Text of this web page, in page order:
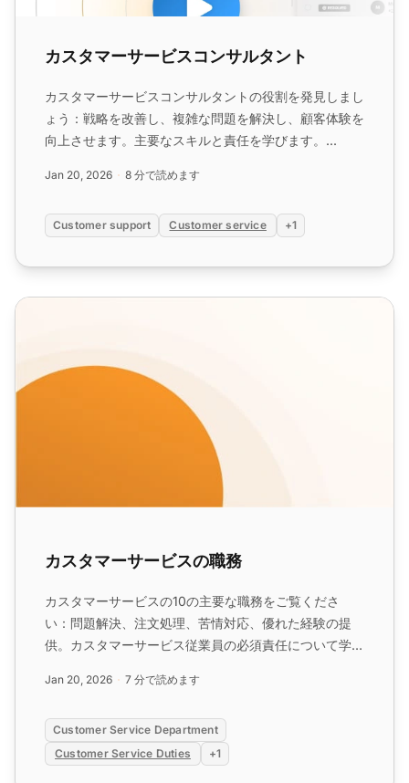
カスタマーサービスコンサルタント
カスタマーサービスコンサルタントの役割を発見しまし
ょう：戦略を改善し、複雑な問題を解決し、顧客体験を
向上させます。主要なスキルと責任を学びます。...
Jan 20, 2026 8 分で読めます
Customer support Customer service +1
カスタマーサービスの職務
カスタマーサービスの職務
カスタマーサービスの10の主要な職務をご覧くださ
い：問題解決、注文処理、苦情対応、優れた経験の提
供。カスタマーサービス従業員の必須責任について学び
Jan 20, 2026 7 分で読めます
Customer Service Department
Customer Service Duties
+1